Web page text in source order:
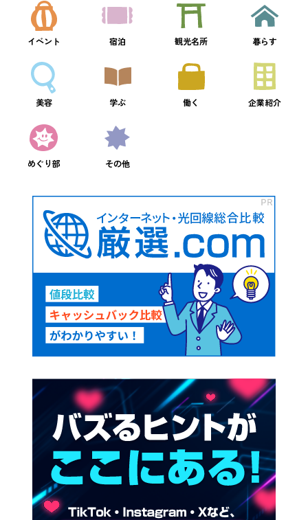
イベント 宿泊 観光名所 暮らす
美容 学ぶ 働く 企業紹介
めぐり部 その他